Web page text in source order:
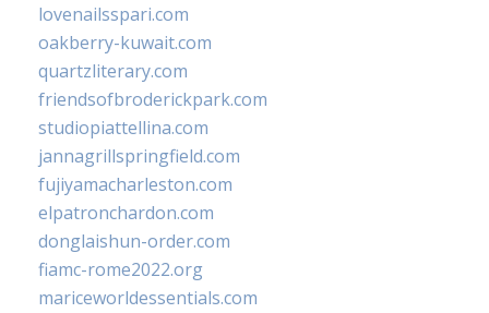
lovenailsspari.com
oakberry-kuwait.com
quartzliterary.com
friendsofbroderickpark.com
studiopiattellina.com
jannagrillspringfield.com
fujiyamacharleston.com
elpatronchardon.com
donglaishun-order.com
fiamc-rome2022.org
mariceworldessentials.com